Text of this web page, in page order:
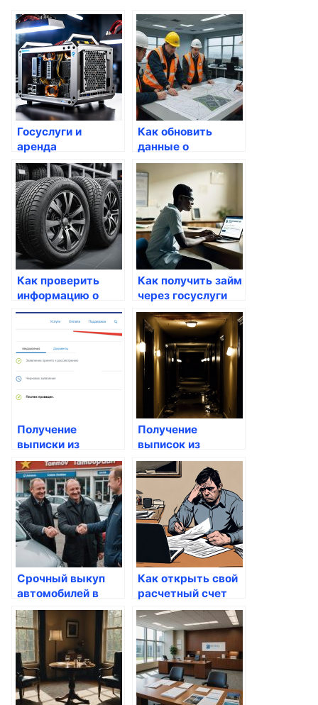
Госуслуги и
аренда
недвижимости:
как оформить все
необходимые
документы?
Как обновить
данные о
недвижимости в
реестре
Как проверить
информацию о
своей
недвижимости
Как получить займ
через госуслуги
Получение
выписки из
реестра
недвижимости
Получение
выписок из
реестра
недвижимости
через Госуслуги
Срочный выкуп
автомобилей в
Тамбове: Как
быстро и выгодно
продать свой
автомобиль
Как открыть свой
расчетный счет
через Госуслуги